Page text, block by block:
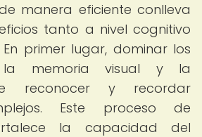
manera eficiente conlleva
tanto a nivel cognitivo
primer lugar, dominar los
la memoria visual y la
reconocer y recordar
Este proceso de
la capacidad del